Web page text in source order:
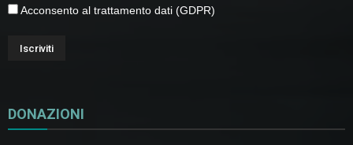
Acconsento al trattamento dati (GDPR)
DONAZIONI